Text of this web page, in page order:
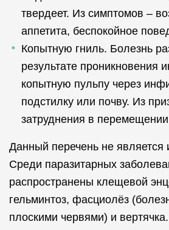
твердеет. Из симптомов –
аппетита, беспокойное
Копытную гниль. Болезнь
результате проникновения
копытную пульпу через
подстилку или почву. Из
затруднения в
Данный перечень не
Среди паразитарных
распространены клещевой
гельминтоз, фасциолёз
плоскими червями) и вертячка.